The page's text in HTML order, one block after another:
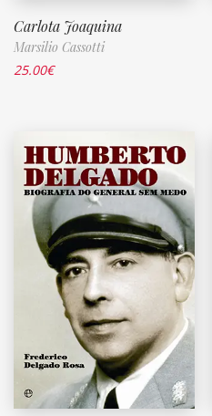
Carlota Joaquina
Marsilio Cassotti
25.00€